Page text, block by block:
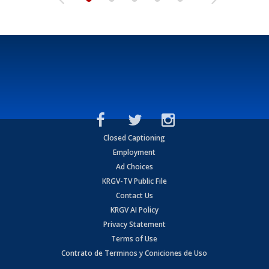
Closed Captioning
Employment
Ad Choices
KRGV-TV Public File
Contact Us
KRGV AI Policy
Privacy Statement
Terms of Use
Contrato de Terminos y Coniciones de Uso